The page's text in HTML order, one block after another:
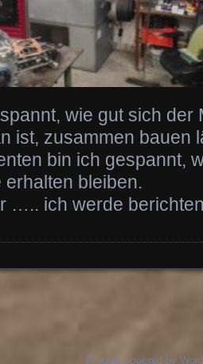
wie gut sich der
ist, zusammen bauen
bin ich gespannt,
erhalten bleiben.
….. ich werde
Proudly powered by